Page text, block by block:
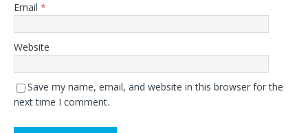
Email *
Website
Save my name, email, and website in this browser for the
next time I comment.